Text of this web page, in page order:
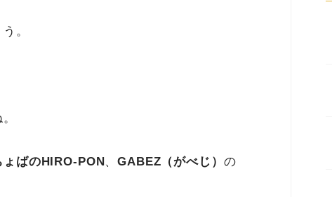
。
ょばのHIRO-PON、GABEZ（がべじ） の